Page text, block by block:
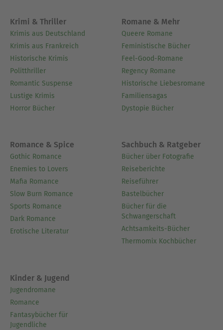
Krimi & Thriller
Krimis aus Deutschland
Krimis aus Frankreich
Historische Krimis
Politthriller
Romantic Suspense
Lustige Krimis
Horror Bücher
Romane & Mehr
Queere Romane
Feministische Bücher
Feel-Good-Romane
Regency Romane
Historische Liebesromane
Familiensagas
Dystopie Bücher
Romance & Spice
Gothic Romance
Enemies to Lovers
Mafia Romance
Slow Burn Romance
Sports Romance
Dark Romance
Erotische Literatur
Sachbuch & Ratgeber
Bücher über Fotografie
Reiseberichte
Reiseführer
Bastelbücher
Bücher für die
Schwangerschaft
Achtsamkeits-Bücher
Thermomix Kochbücher
Kinder & Jugend
Jugendromane
Romance
Fantasybücher für
Jugendliche